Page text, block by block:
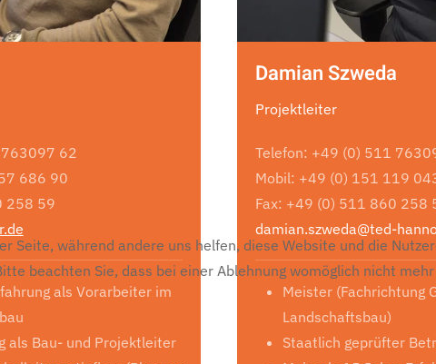
62
686 90
258 59
als Vorarbeiter im
als Bau- und Projektleiter
Damian Szweda
Projektleiter
Telefon: +49 (0) 511
Mobil: +49 (0) 151 119
Fax: +49 (0) 511 860 258
damian.szweda@ted-
Meister (Fachrichtung
Landschaftsbau)
Staatlich geprüfter
Seite, während andere uns helfen, diese Website und die
beachten Sie, dass bei einer Ablehnung womöglich nicht